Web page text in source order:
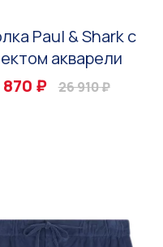
Paul & Shark с
акварели
₽
26 910 ₽